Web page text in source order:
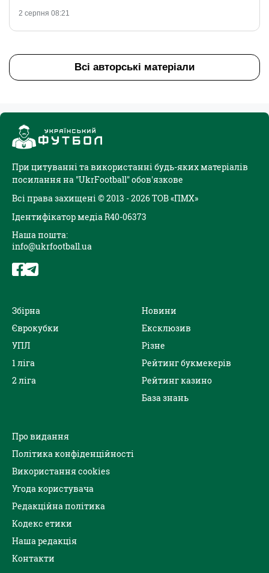
2 серпня 08:21
Всі авторські матеріали
При цитуванні та використанні будь-яких матеріалів
посилання на "UkrFootball" обов'язкове
Всі права захищені © 2013 - 2026 ТОВ «ПМХ»
Ідентифікатор медіа R40-06373
Наша пошта:
info@ukrfootball.ua
Збірна
Єврокубки
УПЛ
1 ліга
2 ліга
Новини
Ексклюзив
Різне
Рейтинг букмекерів
Рейтинг казино
База знань
Про видання
Політика конфіденційності
Використання cookies
Угода користувача
Редакційна політика
Кодекс етики
Наша редакція
Контакти